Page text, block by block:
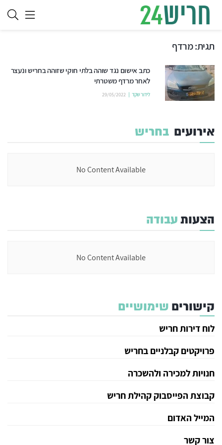
תגית:מרדף
כתב אישום נגד שוהה בלתי חוקי שזוהה בחריש ונעצר
לאחר מרדף משטרתי
לידור שקד 29/05/2022
אירועים בחריש
No Content Available
הצעותעבודה
No Content Available
קישורים שימושיים
לוח דירות חריש
פרויקטים קבלניים בחריש
חנויות למכירה ולהשכרה
קבוצת הפייסבוק קהילת חריש
המייל האדום
צור קשר